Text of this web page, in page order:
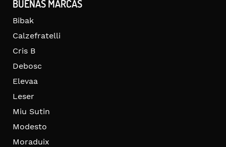
BUENAS MARCAS
Bibak
Calzefratelli
Cris B
Debosc
Elevaa
Leser
Miu Sutin
Modesto
Moraduix